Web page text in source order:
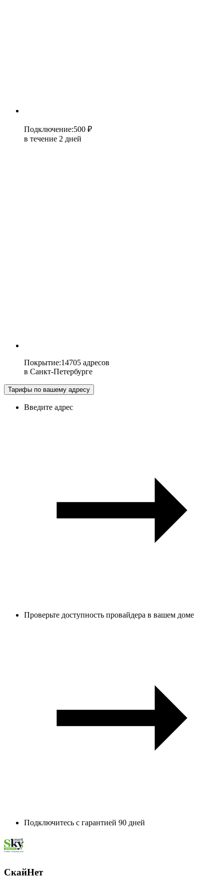
Подключение:500 ₽
в течение 2 дней
Покрытие:14705 адресов
в Санкт-Петербурге
Тарифы по вашему адресу
Введите адрес
Проверьте доступность провайдера в вашем доме
Подключитесь с гарантией 90 дней
СкайНет